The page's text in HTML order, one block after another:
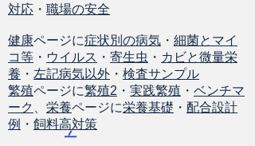
対応 ・ 職場の安全
健康ページに症状別の病気 ・ 細菌とマイ
コ等 ・ ウイルス ・ 寄生虫 ・ カビと微量栄
養 ・ 左記病気以外 ・ 検査サンプル
繁殖ページに繁殖2 ・ 実践繁殖 ・ ベンチマ
ーク
栄養ページに栄養基礎 ・ 配合設計
例 ・ 飼料高対策
ト